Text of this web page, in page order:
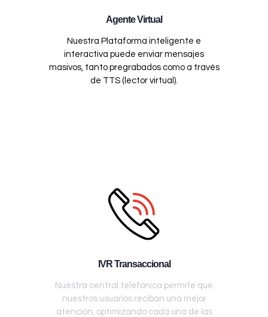
Agente Virtual
Nuestra Plataforma inteligente e
interactiva puede enviar mensajes
masivos, tanto pregrabados como a través
de TTS (lector virtual).
IVR Transaccional
Nuestra central telefónica permite que
nuestros usuarios reciban una mejor
atención, optimizando cada una de las